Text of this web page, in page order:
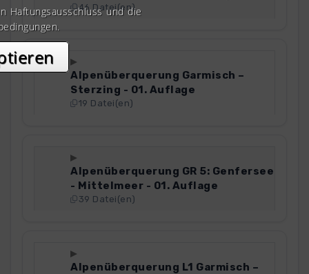
46 Datei(en)
Alpenüberquerung Garmisch –
Sterzing - 01. Auflage
19 Datei(en)
Alpenüberquerung GR 5: Genfersee
- Mittelmeer - 01. Auflage
39 Datei(en)
Alpenüberquerung L1 Garmisch –
Haftungsausschluss und die